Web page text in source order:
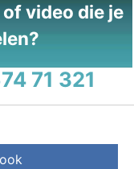
video die je
71 321